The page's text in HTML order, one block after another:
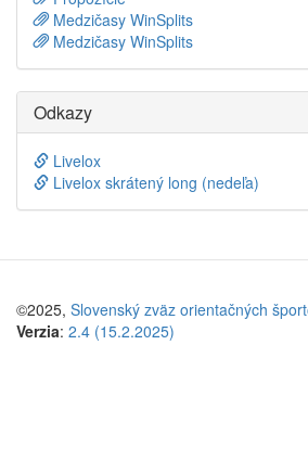
Medzičasy WinSplits
Medzičasy WinSplits
Odkazy
Livelox
Livelox skrátený long (nedeľa)
©2025, Slovenský zväz orientačných
Verzia: 2.4 (15.2.2025)